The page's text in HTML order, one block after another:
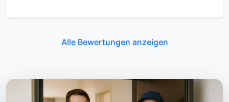
Alle Bewertungen anzeigen